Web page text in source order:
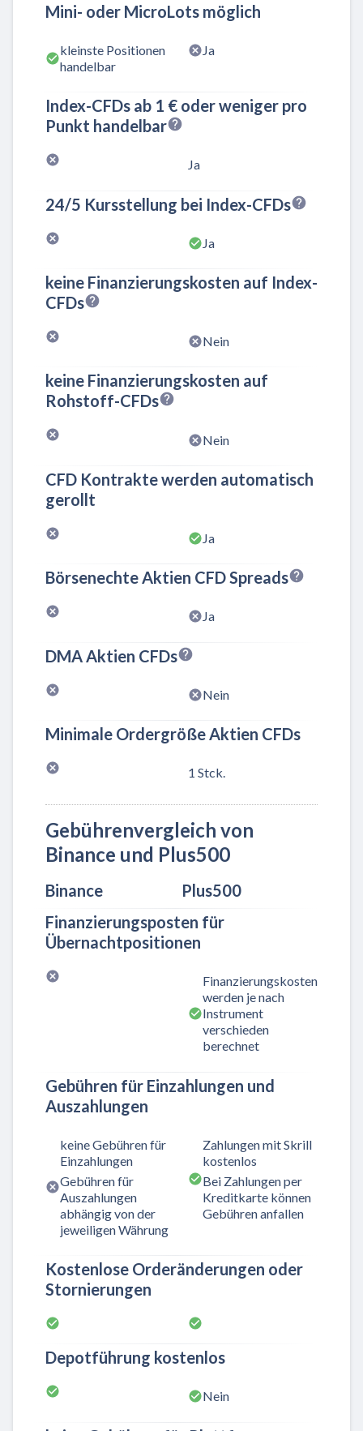
Mini- oder MicroLots möglich
kleinste Positionen
handelbar
Ja
Index-CFDs ab 1 € oder weniger pro
Punkt handelbar
Ja
24/5 Kursstellung bei Index-CFDs
Ja
keine Finanzierungskosten auf Index-
CFDs
Nein
keine Finanzierungskosten auf
Rohstoff-CFDs
Nein
CFD Kontrakte werden automatisch
gerollt
Ja
Börsenechte Aktien CFD Spreads
Ja
DMA Aktien CFDs
Nein
Minimale Ordergröße Aktien CFDs
1 Stck.
Gebührenvergleich von
Binance und Plus500
Binance
Plus500
Finanzierungsposten für
Übernachtpositionen
Finanzierungskosten
werden je nach
Instrument
verschieden
berechnet
Gebühren für Einzahlungen und
Auszahlungen
keine Gebühren für
Einzahlungen
Gebühren für
Auszahlungen
abhängig von der
jeweiligen Währung
Zahlungen mit Skrill
kostenlos
Bei Zahlungen per
Kreditkarte können
Gebühren anfallen
Kostenlose Orderänderungen oder
Stornierungen
Depotführung kostenlos
Nein